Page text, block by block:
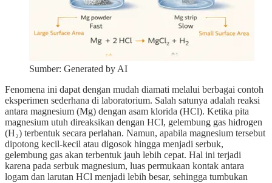
Sumber: Generated by AI
Fenomena ini dapat dengan mudah diamati melalui berbagai contoh
eksperimen sederhana di laboratorium. Salah satunya adalah reaksi
antara magnesium (Mg) dengan asam klorida (HCl). Ketika pita
magnesium utuh direaksikan dengan HCl, gelembung gas hidrogen
(H₂) terbentuk secara perlahan. Namun, apabila magnesium tersebut
dipotong kecil-kecil atau digosok hingga menjadi serbuk,
gelembung gas akan terbentuk jauh lebih cepat. Hal ini terjadi
karena pada serbuk magnesium, luas permukaan kontak antara
logam dan larutan HCl menjadi lebih besar, sehingga tumbukan